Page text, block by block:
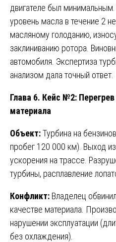
двигателе был
уровень масла в течение 2
масляному голоданию,
заклиниванию ротора.
автомобиля. Экспертиза
анализом дала точный ответ.
Глава 6. Кейс №2:
материала
Объект:Турбина на
пробег 120 000 км). Выход
ускорения на трассе.
турбины, расплавление
Конфликт: Владелец
качестве материала.
нарушении эксплуатации
без охлаждения).